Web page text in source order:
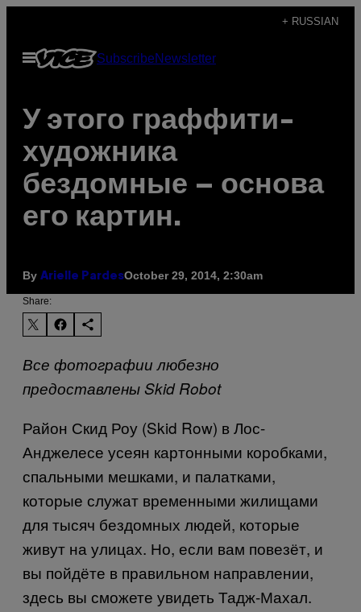
content
+ RUSSIAN
Open
Menu
SubscribeNewsletter
У этого граффити-
художника
бездомные – основа
его картин.
By Arielle PardesOctober 29, 2014, 2:30am
Share:
Все фотографии любезно
предоставлены Skid Robot
Район Скид Роу (Skid Row) в Лос-
Анджелесе усеян картонными коробками,
спальными мешками, и палатками,
которые служат временными жилищами
для тысяч бездомных людей, которые
живут на улицах. Но, если вам повезёт, и
вы пойдёте в правильном направлении,
здесь вы сможете увидеть Тадж-Махал.